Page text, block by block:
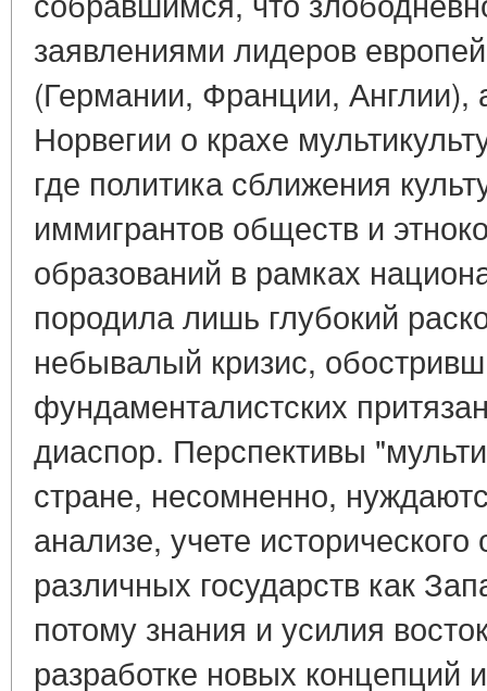
заявлениями лидеров
(Германии, Франции, Англии),
Норвегии о крахе
где политика сближения
иммигрантов обществ и
образований в рамках
породила лишь глубокий
небывалый кризис,
фундаменталистских
диаспор. Перспективы
стране, несомненно,
анализе, учете
различных государств как
потому знания и усилия
разработке новых концепций